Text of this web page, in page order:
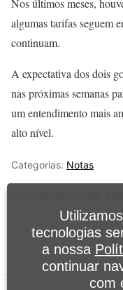
Nos últimos meses,
algumas tarifas seguem
continuam.
A expectativa dos dois
nas próximas semanas
um entendimento mais
alto nível.
Categorias: Notas
tecnologias
a nossa
continuar
com